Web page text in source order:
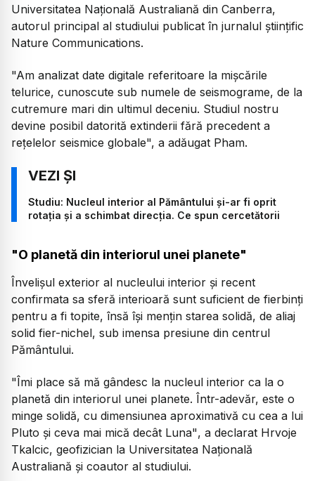
Universitatea Naţională Australiană din Canberra,
autorul principal al studiului publicat în jurnalul ştiinţific
Nature Communications.
"Am analizat date digitale referitoare la mişcările
telurice, cunoscute sub numele de seismograme, de la
cutremure mari din ultimul deceniu. Studiul nostru
devine posibil datorită extinderii fără precedent a
reţelelor seismice globale", a adăugat Pham.
Studiu: Nucleul interior al Pământului și-ar fi oprit
rotația și a schimbat direcția. Ce spun cercetătorii
"O planetă din interiorul unei planete"
Învelişul exterior al nucleului interior şi recent
confirmata sa sferă interioară sunt suficient de fierbinţi
pentru a fi topite, însă îşi menţin starea solidă, de aliaj
solid fier-nichel, sub imensa presiune din centrul
Pământului.
"Îmi place să mă gândesc la nucleul interior ca la o
planetă din interiorul unei planete. Într-adevăr, este o
minge solidă, cu dimensiunea aproximativă cu cea a lui
Pluto şi ceva mai mică decât Luna", a declarat Hrvoje
Tkalcic, geofizician la Universitatea Naţională
Australiană şi coautor al studiului.